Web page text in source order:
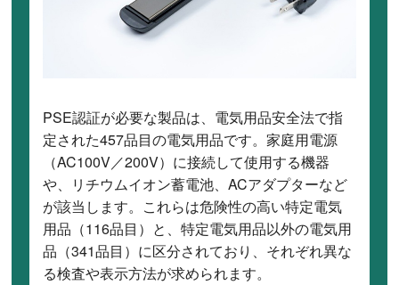
PSE認証が必要な製品は、電気用品安全法で指
定された457品目の電気用品です。家庭用電源
（AC100V／200V）に接続して使用する機器
や、リチウムイオン蓄電池、ACアダプターなど
が該当します。これらは危険性の高い特定電気
用品（116品目）と、特定電気用品以外の電気用
品（341品目）に区分されており、それぞれ異な
る検査や表示方法が求められます。